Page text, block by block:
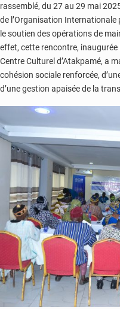
rassemblé, du 27 au 29 mai
de l’Organisation
le soutien des opérations de
effet, cette rencontre,
Centre Culturel d’Atakpamé, a
cohésion sociale renforcée,
d’une gestion apaisée de la